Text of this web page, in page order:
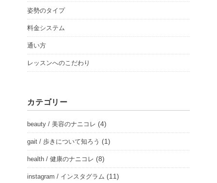
姿勢のタイプ
料金システム
通い方
レッスンへのこだわり
カテゴリー
beauty / 美容のナニコレ (4)
gait / 歩きについて知ろう (1)
health / 健康のナニコレ (8)
instagram / インスタグラム (11)